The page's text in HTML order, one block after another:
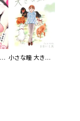
2人（匹）くらし。 小さな瞳 大きな鼓動